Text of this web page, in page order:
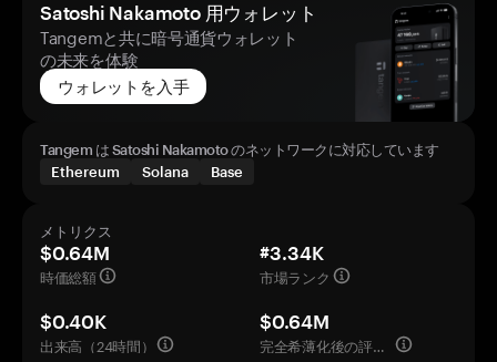
Satoshi Nakamoto 用ウォレット
Tangemと共に暗号通貨ウォレット
の未来を体験
ウォレットを入手
Tangem は Satoshi Nakamoto のネットワークに対応しています
Ethereum
Solana Base
メトリクス
$0.64M
時価総額
#3.34K
市場ランク
$0.40K
出来高（24時間）
$0.64M
完全希薄化後の評価額